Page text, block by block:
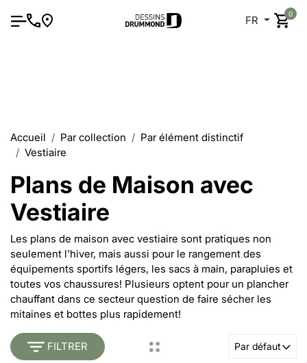
FR
0
Accueil Par collection
Par élément distinctif
Vestiaire
Plans de Maison avec
Vestiaire
Les plans de maison avec vestiaire sont pratiques non
seulement l'hiver, mais aussi pour le rangement des
équipements sportifs légers, les sacs à main, parapluies et
toutes vos chaussures! Plusieurs optent pour un plancher
chauffant dans ce secteur question de faire sécher les
mitaines et bottes plus rapidement!
FILTRER Par défaut